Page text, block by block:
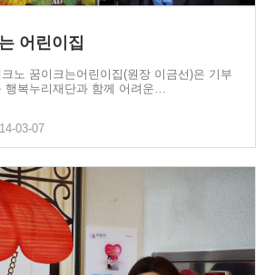
어린이집
노 꿈이크는어린이집(원장 이금선)은 기부
행복누리재단과 함께 어려운…
03-07